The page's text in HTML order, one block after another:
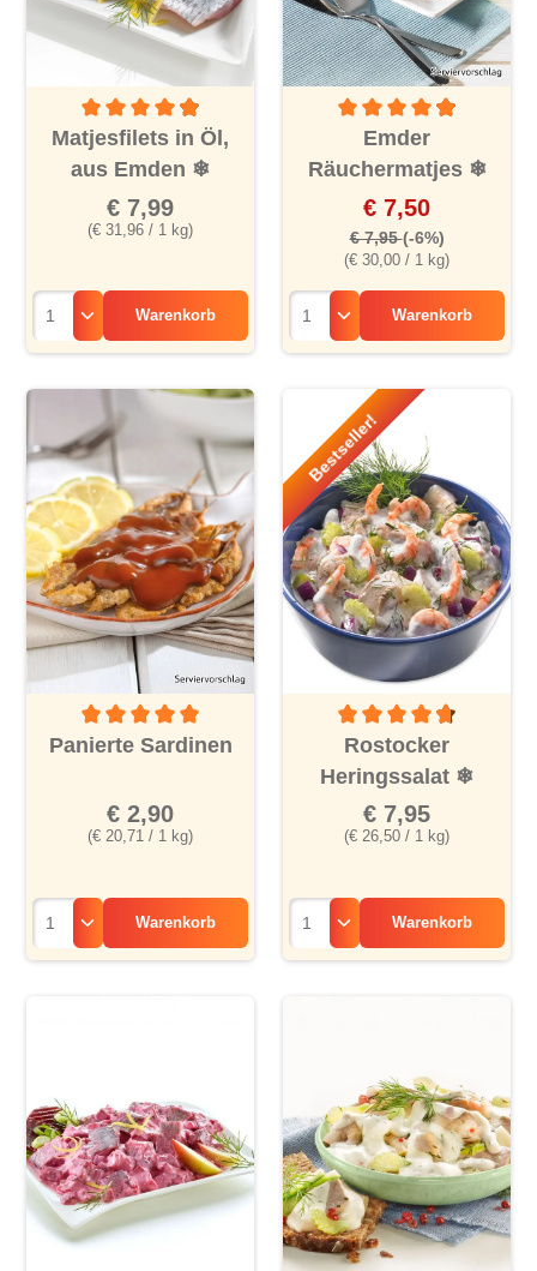
Durchschnittliche Bewertung von 4.9 von 5 Sternen
Matjesfilets in Öl,
aus Emden ❄
(€ 31,96 / 1 kg)
€ 7,99
Warenkorb
Durchschnittliche
Emder
Räuchermatjes ❄
(€ 30,00 / 1 kg)
€ 7,50
€ 7,95(-6%)
Warenkorb
Durchschnittliche Bewertung von 5 von 5 Sternen
Panierte Sardinen
(€ 20,71 / 1 kg)
€ 2,90
Warenkorb
Bestseller!
Durchschnittliche
Rostocker
Heringssalat ❄
(€ 26,50 / 1 kg)
€ 7,95
Warenkorb